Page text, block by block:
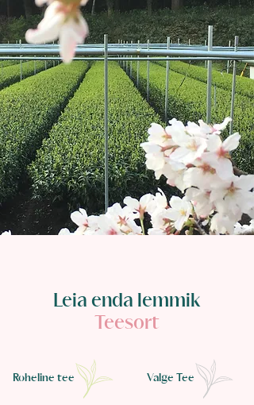
Leia enda lemmik
Teesort
Roheline tee Valge Tee